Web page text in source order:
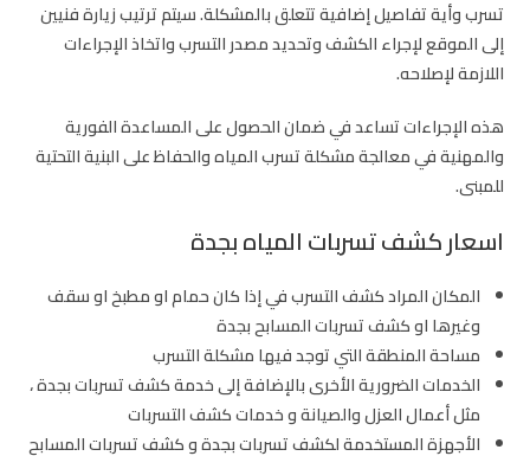
تسرب وأية تفاصيل إضافية تتعلق بالمشكلة. سيتم ترتيب زيارة فنيين
إلى الموقع لإجراء الكشف وتحديد مصدر التسرب واتخاذ الإجراءات
اللازمة لإصلاحه.
هذه الإجراءات تساعد في ضمان الحصول على المساعدة الفورية
والمهنية في معالجة مشكلة تسرب المياه والحفاظ على البنية التحتية
للمبنى.
اسعار كشف تسربات المياه بجدة
المكان المراد كشف التسرب في إذا كان حمام او مطبخ او سقف
وغيرها او كشف تسربات المسابح بجدة
مساحة المنطقة التي توجد فيها مشكلة التسرب
الخدمات الضرورية الأخرى بالإضافة إلى خدمة كشف تسربات بجدة ،
مثل أعمال العزل والصيانة و خدمات كشف التسربات
الأجهزة المستخدمة لكشف تسربات بجدة و كشف تسربات المسابح